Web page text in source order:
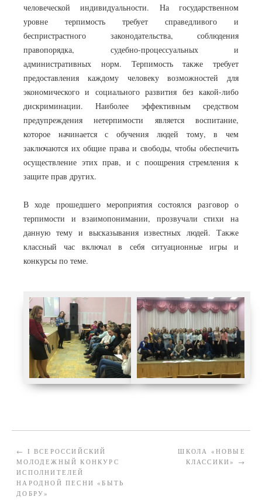
человеческой индивидуальности. На государственном
уровне терпимость требует справедливого и
беспристрастного законодательства, соблюдения
правопорядка, судебно-процессуальных и
административных норм. Терпимость также требует
предоставления каждому человеку возможностей для
экономического и социального развития без какой-либо
дискриминации. Наиболее эффективным средством
предупреждения нетерпимости является воспитание,
которое начинается с обучения людей тому, в чем
заключаются их общие права и свободы, чтобы обеспечить
осуществление этих прав, и с поощрения стремления к
защите прав других.
В ходе прошедшего мероприятия состоялся разговор о
терпимости и взаимопонимании, прозвучали стихи на
данную тему и высказывания известных людей. Также
классный час включал в себя ситуационные игры и
конкурсы по теме.
← I ВСЕРОССИЙСКИЙ
МОЛОДЕЖНЫЙ КОНКУРС
ИСПОЛНИТЕЛЕЙ
НАРОДНОЙ ПЕСНИ «БЫТЬ
ДОБРУ»
ШКОЛА «НОВЫЕ
КЛАССИКИ» →